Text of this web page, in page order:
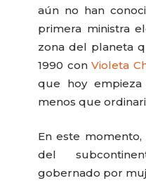
aún no han
primera ministra
zona del planeta
1990 conVioleta
que hoy
menos que
En este
del
gobernado por